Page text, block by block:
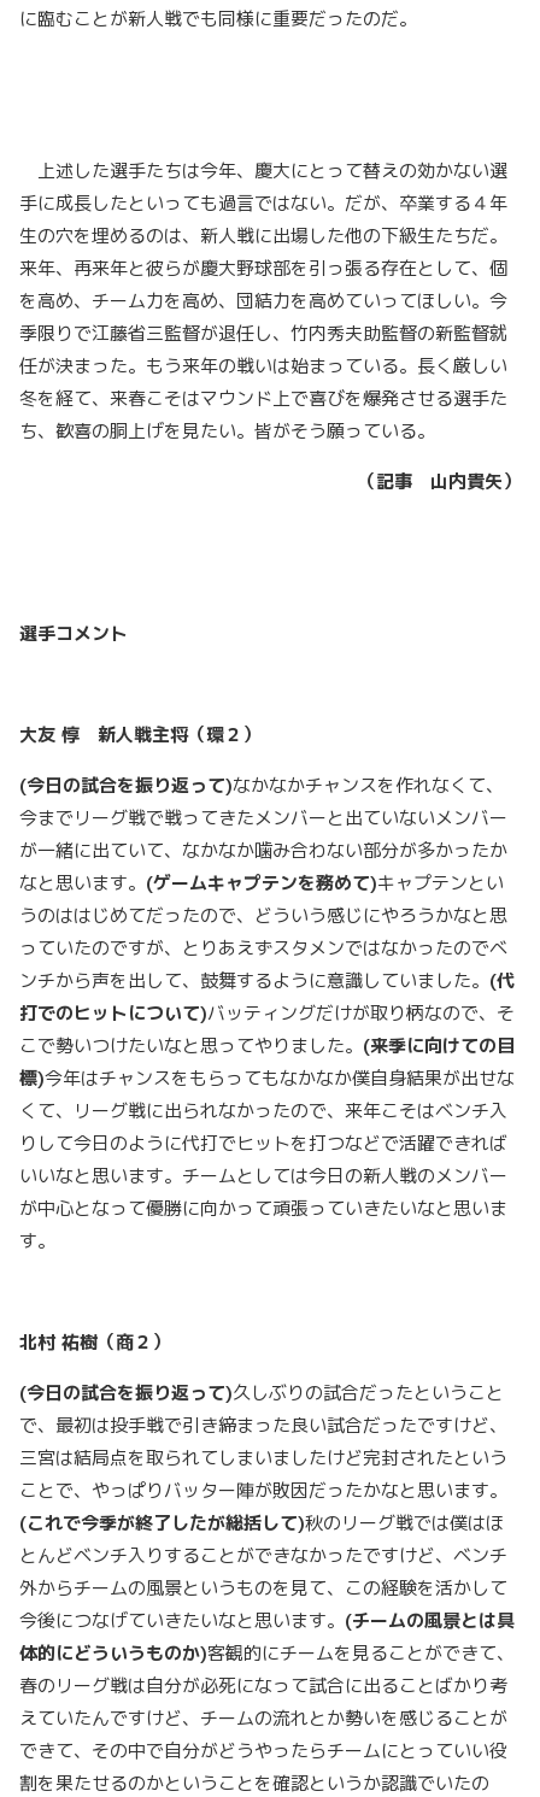
に臨むことが新人戦でも同様に重要だったのだ。
上述した選手たちは今年、慶大にとって替えの効かない選
手に成長したといっても過言ではない。だが、卒業する４年
生の穴を埋めるのは、新人戦に出場した他の下級生たちだ。
来年、再来年と彼らが慶大野球部を引っ張る存在として、個
を高め、チーム力を高め、団結力を高めていってほしい。今
季限りで江藤省三監督が退任し、竹内秀夫助監督の新監督就
任が決まった。もう来年の戦いは始まっている。長く厳しい
冬を経て、来春こそはマウンド上で喜びを爆発させる選手た
ち、歓喜の胴上げを見たい。皆がそう願っている。
（記事 山内貴矢）
選手コメント
大友 惇 新人戦主将（環２）
(今日の試合を振り返って)なかなかチャンスを作れなくて、
今までリーグ戦で戦ってきたメンバーと出ていないメンバー
が一緒に出ていて、なかなか噛み合わない部分が多かったか
なと思います。 (ゲームキャプテンを務めて)キャプテンとい
うのははじめてだったので、どういう感じにやろうかなと思
っていたのですが、とりあえずスタメンではなかったのでベ
ンチから声を出して、鼓舞するように意識していました。 (代
打でのヒットについて)バッティングだけが取り柄なので、そ
こで勢いつけたいなと思ってやりました。 (来季に向けての目
標)今年はチャンスをもらってもなかなか僕自身結果が出せな
くて、リーグ戦に出られなかったので、来年こそはベンチ入
りして今日のように代打でヒットを打つなどで活躍できれば
いいなと思います。チームとしては今日の新人戦のメンバー
が中心となって優勝に向かって頑張っていきたいなと思いま
す。
北村祐樹（商２）
(今日の試合を振り返って)久しぶりの試合だったということ
で、最初は投手戦で引き締まった良い試合だったですけど、
三宮は結局点を取られてしまいましたけど完封されたという
ことで、やっぱりバッター陣が敗因だったかなと思います。
(これで今季が終了したが総括して)秋のリーグ戦では僕はほ
とんどベンチ入りすることができなかったですけど、ベンチ
外からチームの風景というものを見て、この経験を活かして
今後につなげていきたいなと思います。 (チームの風景とは具
体的にどういうものか)客観的にチームを見ることができて、
春のリーグ戦は自分が必死になって試合に出ることばかり考
えていたんですけど、チームの流れとか勢いを感じることが
できて、その中で自分がどうやったらチームにとっていい役
割を果たせるのかということを確認というか認識でいたの